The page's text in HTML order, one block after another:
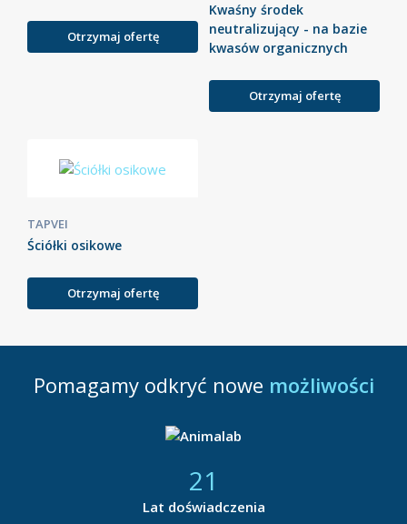
Otrzymaj ofertę
Kwaśny środek
neutralizujący - na bazie
kwasów organicznych
Otrzymaj ofertę
TAPVEI
Ściółki osikowe
Otrzymaj ofertę
Pomagamy odkryć nowe możliwości
21
Lat doświadczenia